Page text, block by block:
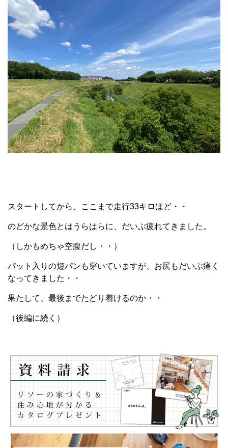
スタートしてから、ここまで走行33キロほど・・
のどかな景色とはうらはらに、だいぶ疲れてきました。
（しかもめちゃ空腹だし・・）
パット入りの短パンも穿いていますが、お尻もだいぶ痛く
なってきました・・
果たして、最後までたどり着けるのか・・
（後編に続く）